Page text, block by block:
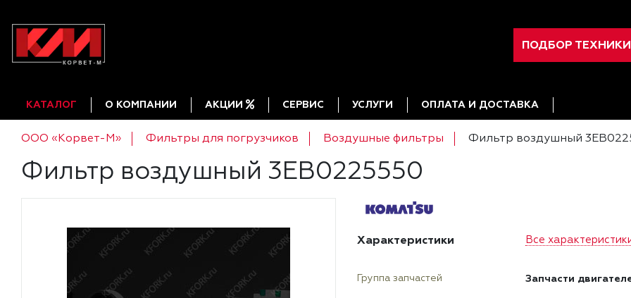
ПОДБОР ТЕХНИКИ
КАТАЛОГ О КОМПАНИИ АКЦИИ СЕРВИС УСЛУГИ ОПЛАТА И ДОСТАВКА
ООО «Корвет-М» Фильтры для погрузчиков Воздушные фильтры Фильтр воздушный
Фильтр воздушный 3EB0225550
Характеристики Все
Группа запчастей Запчасти